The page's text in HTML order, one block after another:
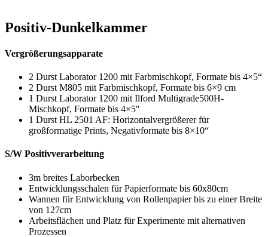
Positiv-Dunkelkammer
Vergrößerungsapparate
2 Durst Laborator 1200 mit Farbmischkopf, Formate bis 4×5“
2 Durst M805 mit Farbmischkopf, Formate bis 6×9 cm
1 Durst Laborator 1200 mit Ilford Multigrade500H-
Mischkopf, Formate bis 4×5″
1 Durst HL 2501 AF: Horizontalvergrößerer für
großformatige Prints, Negativformate bis 8×10“
S/W Positivverarbeitung
3m breites Laborbecken
Entwicklungsschalen für Papierformate bis 60x80cm
Wannen für Entwicklung von Rollenpapier bis zu einer Breite
von 127cm
Arbeitsflächen und Platz für Experimente mit alternativen
Prozessen